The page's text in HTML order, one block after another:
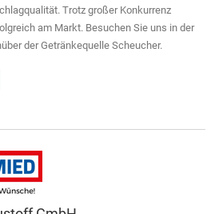
Trotz großer Konkurrenz
am Markt. Besuchen Sie uns in der
der Getränkequelle Scheucher.